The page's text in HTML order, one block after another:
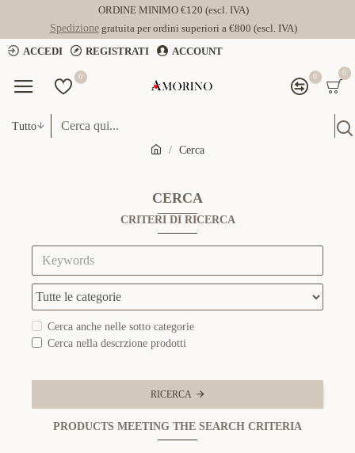
ORDINE MINIMO €120 (escl. IVA)
Spedizionegratuita per ordini superiori a €800 (escl. IVA)
ACCEDI
REGISTRATI ACCOUNT
0 0 0
Tutto
Cerca
CERCA
CRITERI DI RICERCA
Cerca anche nelle sotto categorie
Cerca nella descrzione prodotti
RICERCA
PRODUCTS MEETING THE SEARCH CRITERIA